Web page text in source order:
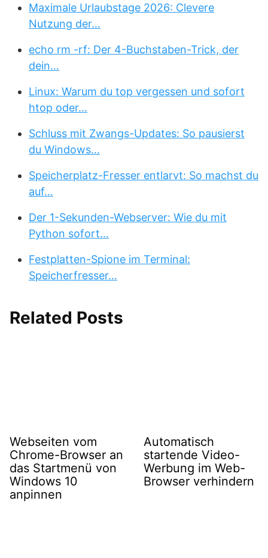
Maximale Urlaubstage 2026: Clevere
Nutzung der…
echo rm -rf: Der 4-Buchstaben-Trick, der
dein…
Linux: Warum du top vergessen und sofort
htop oder…
Schluss mit Zwangs-Updates: So pausierst
du Windows…
Speicherplatz-Fresser entlarvt: So machst du
auf…
Der 1-Sekunden-Webserver: Wie du mit
Python sofort…
Festplatten-Spione im Terminal:
Speicherfresser…
Related Posts
Webseiten vom
Chrome-Browser an
das Startmenü von
Windows 10
anpinnen
Automatisch
startende Video-
Werbung im Web-
Browser verhindern